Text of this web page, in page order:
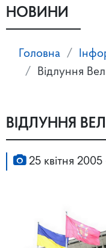
НОВИНИ
Головна
Відлуння
ВІДЛУННЯ
25 квітня 2005